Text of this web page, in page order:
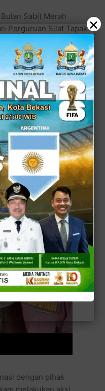
Sabit Merah
Perguruan Silat Tapak
koordinasi dengan
hukum yang
pemberantasan
lainnya seperti
di 12 kecamatan
agenda lanjutkan
sesungguhnya,
dicurigai/diduga
keras golongan G tanpa
pihak berwenang.
dengan pihak
×